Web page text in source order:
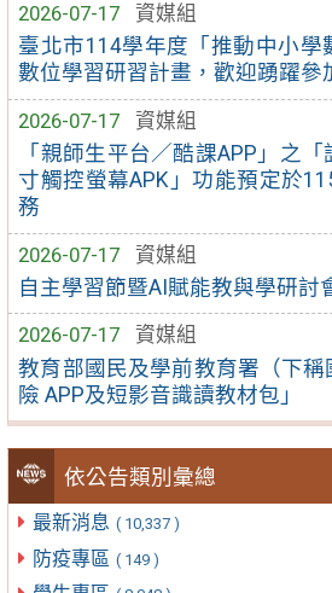
2026-07-17
資媒組
臺北市114學年度「推動中小學
數位學習研習計畫，歡迎踴躍參
2026-07-17
資媒組
「親師生平台／酷課APP」之
寸觸控螢幕APK」功能預定於
務
2026-07-17
資媒組
自主學習節暨AI賦能教與學研討
2026-07-17
資媒組
教育部國民及學前教育署（下
險 APP及短影音識讀教材包」
依公告類別彙總
最新消息 ( 10,337 )
防疫專區 ( 149 )